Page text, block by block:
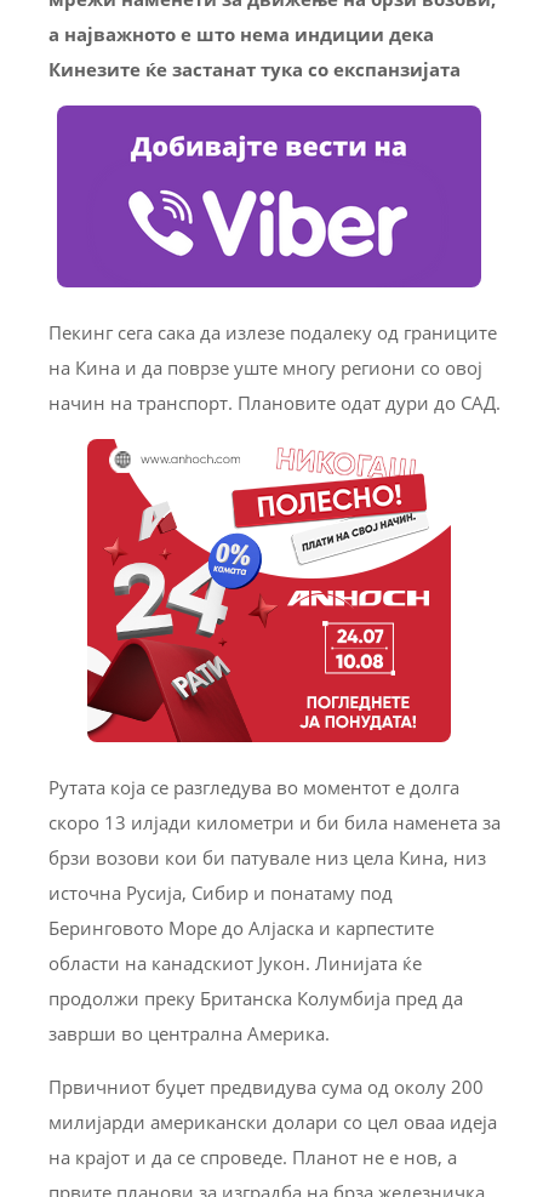
а најважното е што нема индиции дека
Кинезите ќе застанат тука со експанзијата
Пекинг сега сака да излезе подалеку од границите
на Кина и да поврзе уште многу региони со овој
начин на транспорт. Плановите одат дури до САД.
Рутата која се разгледува во моментот е долга
скоро 13 илјади километри и би била наменета за
брзи возови кои би патувале низ цела Кина, низ
источна Русија, Сибир и понатаму под
Беринговото Море до Алјаска и карпестите
области на канадскиот Јукон. Линијата ќе
продолжи преку Британска Колумбија пред да
заврши во централна Америка.
Првичниот буџет предвидува сума од околу 200
милијарди американски долари со цел оваа идеја
на крајот и да се спроведе. Планот не е нов, а
првите планови за изградба на брза железничка